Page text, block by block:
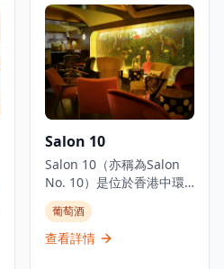
Salon 10
Salon 10（亦稱為Salon
No. 10）是位於香港中環
的私人會員沙龍和雞尾酒
酒吧，為創意專業人士、
鑑賞家、國際企業家和有
葡萄酒
查看詳情